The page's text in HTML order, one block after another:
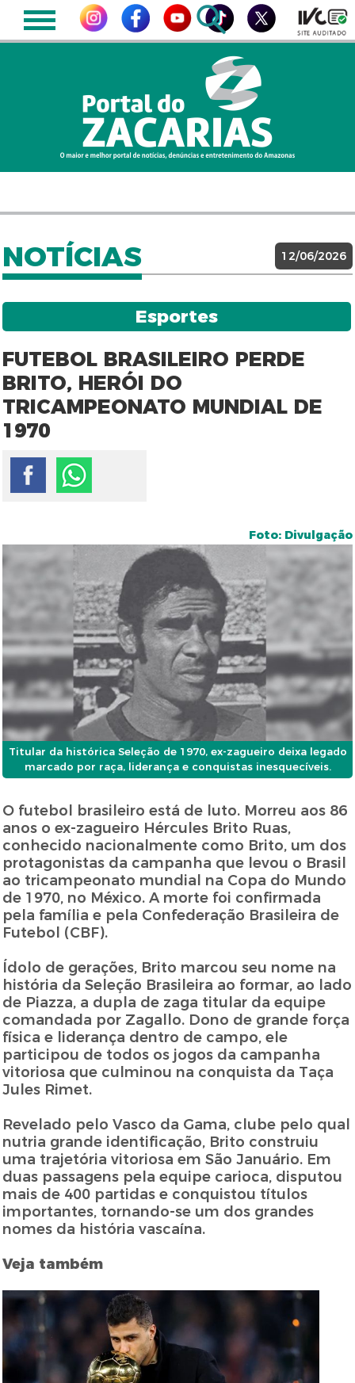
NOTÍCIAS 12/06/2026
Esportes
FUTEBOL BRASILEIRO PERDE
BRITO, HERÓI DO
TRICAMPEONATO MUNDIAL DE
1970
Foto: Divulgação
Titular da histórica Seleção de 1970, ex-zagueiro deixa legado
marcado por raça, liderança e conquistas inesquecíveis.
O futebol brasileiro está de luto. Morreu aos 86
anos o ex-zagueiro Hércules Brito Ruas,
conhecido nacionalmente como Brito, um dos
protagonistas da campanha que levou o Brasil
ao tricampeonato mundial na Copa do Mundo
de 1970, no México. A morte foi confirmada
pela família e pela Confederação Brasileira de
Futebol (CBF).
Ídolo de gerações, Brito marcou seu nome na
história da Seleção Brasileira ao formar, ao lado
de Piazza, a dupla de zaga titular da equipe
comandada por Zagallo. Dono de grande força
física e liderança dentro de campo, ele
participou de todos os jogos da campanha
vitoriosa que culminou na conquista da Taça
Jules Rimet.
Revelado pelo Vasco da Gama, clube pelo qual
nutria grande identificação, Brito construiu
uma trajetória vitoriosa em São Januário. Em
duas passagens pela equipe carioca, disputou
mais de 400 partidas e conquistou títulos
importantes, tornando-se um dos grandes
nomes da história vascaína.
Veja também